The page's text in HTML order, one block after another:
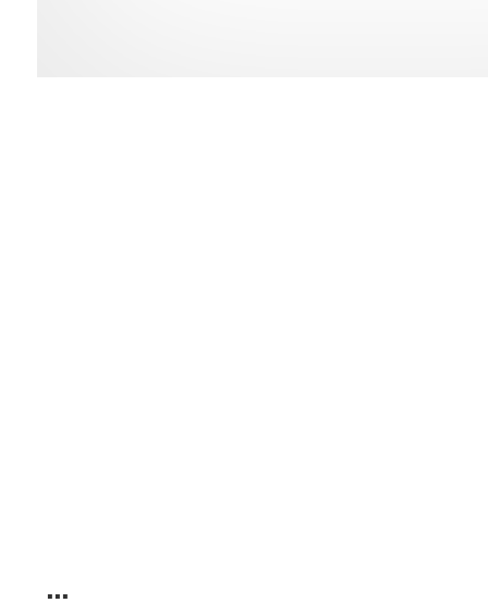
...